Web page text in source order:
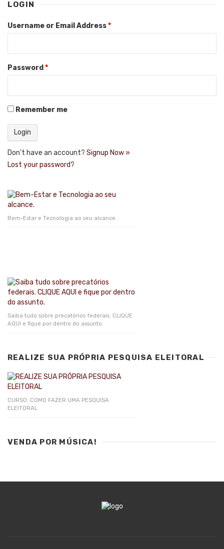
LOGIN
Username or Email Address*
Password *
Remember me
Don't have an account? Signup Now »
Lost your password?
Bem-Estar e Tecnologia ao seu alcance.
Saiba tudo sobre precatórios federais. CLIQUE
AQUI e fique por dentro do assunto.
REALIZE SUA PRÓPRIA PESQUISA ELEITORAL
CURSO: COMO FAZER UMA PESQUISA
ELEITORAL
VENDA POR MÚSICA!